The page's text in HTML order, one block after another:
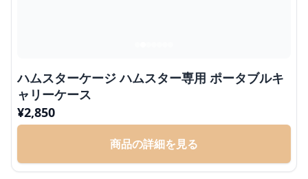
ハムスターケージ ハムスター専用 ポータブルキ
ャリーケース
¥2,850
商品の詳細を見る